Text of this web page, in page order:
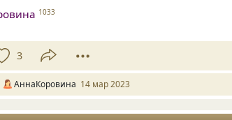
1033
3
АннаКоровина 14 мар 2023